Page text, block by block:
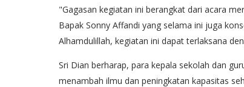
"Gagasan kegiatan ini berangkat dari acara
Bapak Sonny Affandi yang selama ini juga
Alhamdulillah, kegiatan ini dapat terlaksana
Sri Dian berharap, para kepala sekolah dan
menambah ilmu dan peningkatan kapasitas